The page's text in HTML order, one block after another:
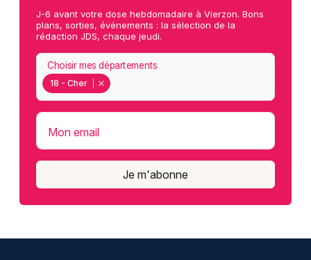
J-6 avant votre dose hebdomadaire à Vierzon. Bons
plans, sorties, événements : la sélection de la
rédaction JDS, chaque jeudi.
18 - Cher
Choisir mes départements
Mon email
Je m'abonne